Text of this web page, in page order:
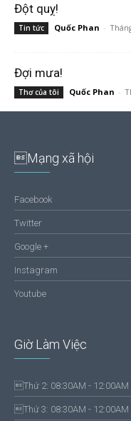
Đột quỵ!
Tin tức Quốc Phan -
Đợi mưa!
Thơ của tôi Quốc Phan -
Mạng xã hội
Facebook
Twitter
Google +
Instagram
Youtube
Giờ Làm Việc
Thứ 2: 08:30AM - 12:00AM
Thứ 3: 08:30AM - 12:00AM